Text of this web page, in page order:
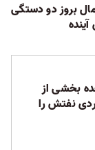
بروز دو دستگی
بخشی از
نفتش را